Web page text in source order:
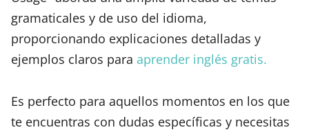
gramaticales y de uso del idioma,
proporcionando explicaciones detalladas y
ejemplos claros para aprender inglés gratis.
Es perfecto para aquellos momentos en los que
te encuentras con dudas específicas y necesitas